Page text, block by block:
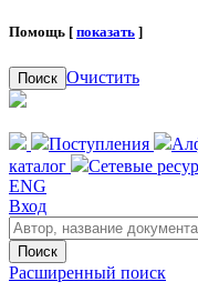
Помощь [ показать ]
Поиск Очистить
Поступления
каталог
Сетевые
ENG
Вход
Поиск
Расширенный поиск